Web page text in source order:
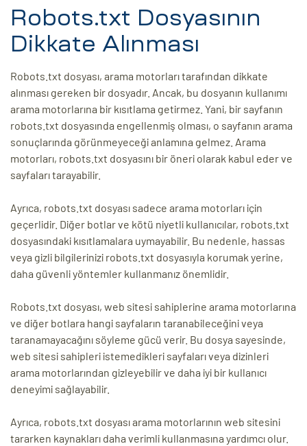
Robots.txt Dosyasının
Dikkate Alınması
Robots.txt dosyası, arama motorları tarafından dikkate
alınması gereken bir dosyadır. Ancak, bu dosyanın kullanımı
arama motorlarına bir kısıtlama getirmez. Yani, bir sayfanın
robots.txt dosyasında engellenmiş olması, o sayfanın arama
sonuçlarında görünmeyeceği anlamına gelmez. Arama
motorları, robots.txt dosyasını bir öneri olarak kabul eder ve
sayfaları tarayabilir.
Ayrıca, robots.txt dosyası sadece arama motorları için
geçerlidir. Diğer botlar ve kötü niyetli kullanıcılar, robots.txt
dosyasındaki kısıtlamalara uymayabilir. Bu nedenle, hassas
veya gizli bilgilerinizi robots.txt dosyasıyla korumak yerine,
daha güvenli yöntemler kullanmanız önemlidir.
Robots.txt dosyası, web sitesi sahiplerine arama motorlarına
ve diğer botlara hangi sayfaların taranabileceğini veya
taranamayacağını söyleme gücü verir. Bu dosya sayesinde,
web sitesi sahipleri istemedikleri sayfaları veya dizinleri
arama motorlarından gizleyebilir ve daha iyi bir kullanıcı
deneyimi sağlayabilir.
Ayrıca, robots.txt dosyası arama motorlarının web sitesini
tararken kaynakları daha verimli kullanmasına yardımcı olur.